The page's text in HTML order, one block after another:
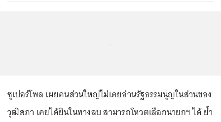
ซูเปอร์โพล เผยคนส่วนใหญ่ไม่เคยอ่านรัฐธรรมนูญในส่วนของ
วุฒิสภา เคยได้ยินในทางลบ สามารถโหวตเลือกนายกฯ ได้ ย้ำ